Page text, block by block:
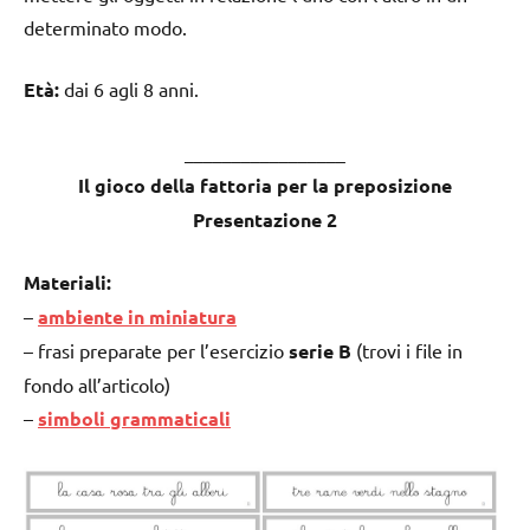
determinato modo.
Età: dai 6 agli 8 anni.
Il gioco della fattoria per la preposizione
Presentazione 2
Materiali:
– ambiente in miniatura
– frasi preparate per l’esercizio serie B (trovi i file in
fondo all’articolo)
– simboli grammaticali